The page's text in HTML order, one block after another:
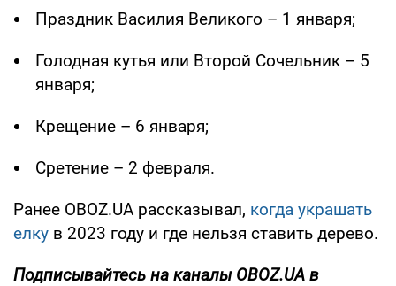
Праздник Василия Великого – 1 января;
Голодная кутья или Второй Сочельник – 5
января;
Крещение – 6 января;
Сретение – 2 февраля.
Ранее OBOZ.UA рассказывал, когда украшать
елку в 2023 году и где нельзя ставить дерево.
Подписывайтесь на каналы OBOZ.UA в